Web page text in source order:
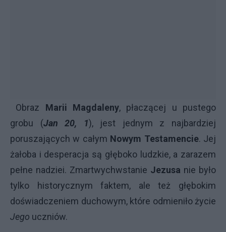
Obraz Marii Magdaleny, płaczącej u pustego
grobu (Jan 20, 1), jest jednym z najbardziej
poruszających w całym Nowym Testamencie. Jej
żałoba i desperacja są głęboko ludzkie, a zarazem
pełne nadziei. Zmartwychwstanie Jezusa nie było
tylko historycznym faktem, ale też głębokim
doświadczeniem duchowym, które odmieniło życie
Jego uczniów.